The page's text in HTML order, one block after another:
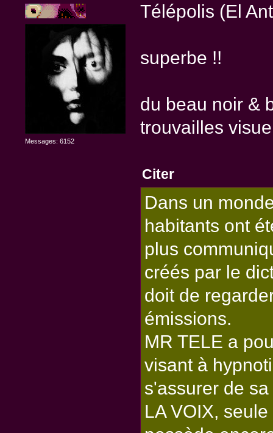
Messages: 6152
Télépolis (El
superbe !!
du beau noir &
trouvailles
Citer
Dans un
habitants ont
plus
créés par le
doit de
émissions.
MR TELE a
visant à
s'assurer de
LA VOIX,